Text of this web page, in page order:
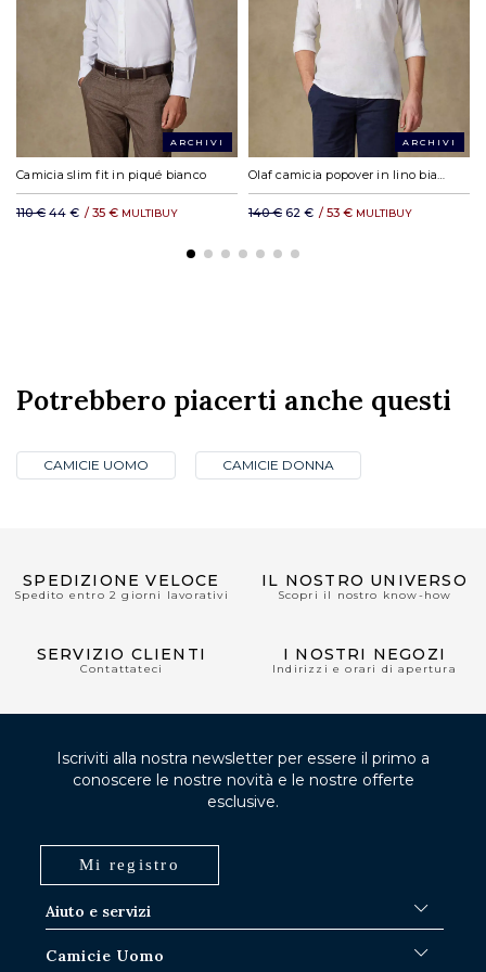
DHL resto del mondo: a partire da 35,11 €
*Si applicano costi di servizio.
ARCHIVI
Camicia slim fit in piqué bianco
110 € 44 € / 35 € MULTIBUY
ARCHIVI
Olaf camicia popover in lino bianco
140 € 62 € / 53 € MULTIBUY
Potrebbero piacerti anche questi
CAMICIE UOMO CAMICIE DONNA
SPEDIZIONE VELOCE
Spedito entro 2 giorni lavorativi
IL NOSTRO UNIVERSO
Scopri il nostro know-how
SERVIZIO CLIENTI
Contattateci
I NOSTRI NEGOZI
Indirizzi e orari di apertura
Aiuto e servizi
Procedure di spedizione
Camicie Uomo
Iscriviti alla nostra newsletter per essere il primo a
conoscere le nostre novità e le nostre offerte
esclusive.
Mi registro